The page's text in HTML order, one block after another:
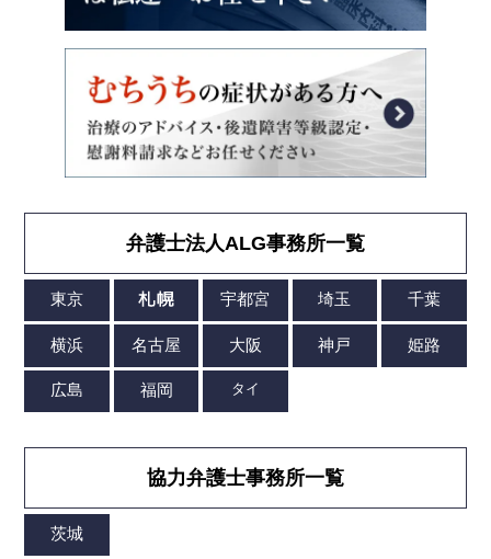
弁護士法人ALG事務所一覧
協力弁護士事務所一覧